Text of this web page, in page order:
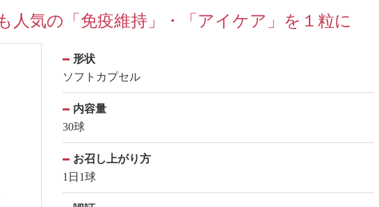
人気の「免疫維持」・「アイケア」を１粒に
形状
ソフトカプセル
内容量
30球
お召し上がり方
1日1球